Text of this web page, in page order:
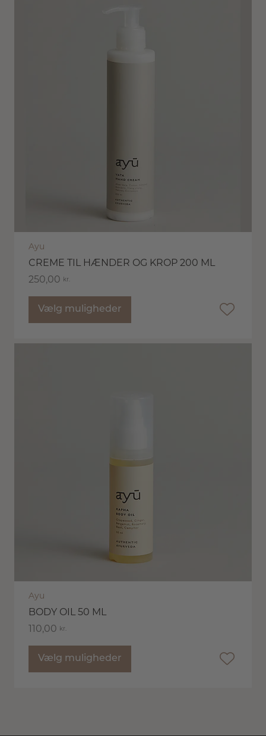
Ayu
CREME TIL HÆNDER OG KROP 200 ML
250,00 kr.
Vælg muligheder
Ayu
BODY OIL 50 ML
110,00 kr.
Vælg muligheder